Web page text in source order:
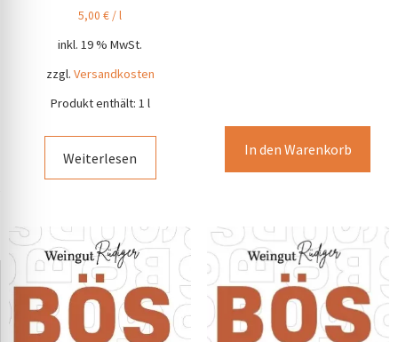
5,00€ /l
inkl. 19 % MwSt.
zzgl. Versandkosten
Produkt enthält: 1 l
Weiterlesen In den Warenkorb